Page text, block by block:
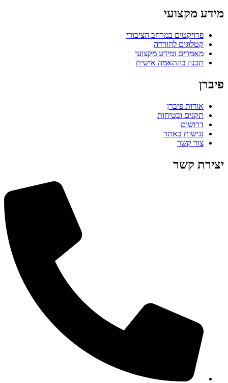
מידע מקצועי
פרויקטים במרחב הציבורי
קטלוגים להורדה
מאמרים ומידע מקצועי
תכנון בהתאמה אישית
פיברן
אודות פיברן
תקנים ובטיחות
דרושים
נגישות באתר
צור קשר
יצירת קשר